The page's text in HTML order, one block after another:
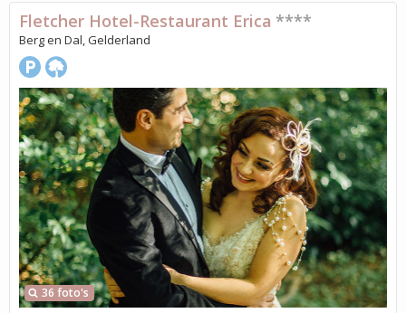
36 foto's
Fletcher Hotel-Restaurant Erica ****
Berg en Dal, Gelderland